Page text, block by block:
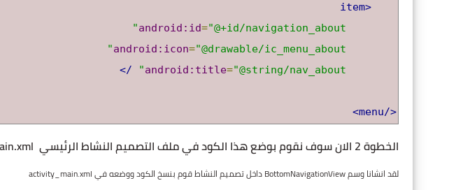
<item
android:id="@+id/navigation_about"
android:icon="@drawable/ic_menu_about"
android:title="@string/nav_about"
/>
</menu>
الخطوة 2 الان سوف نقوم بوضع هذا الكود في ملف التصميم النشاط الرئيسي activity_main.xml
لقد انشانا وسم BottomNavigationView داخل تصميم النشاط قوم بنسخ الكود ووضعه في activity_main.xml